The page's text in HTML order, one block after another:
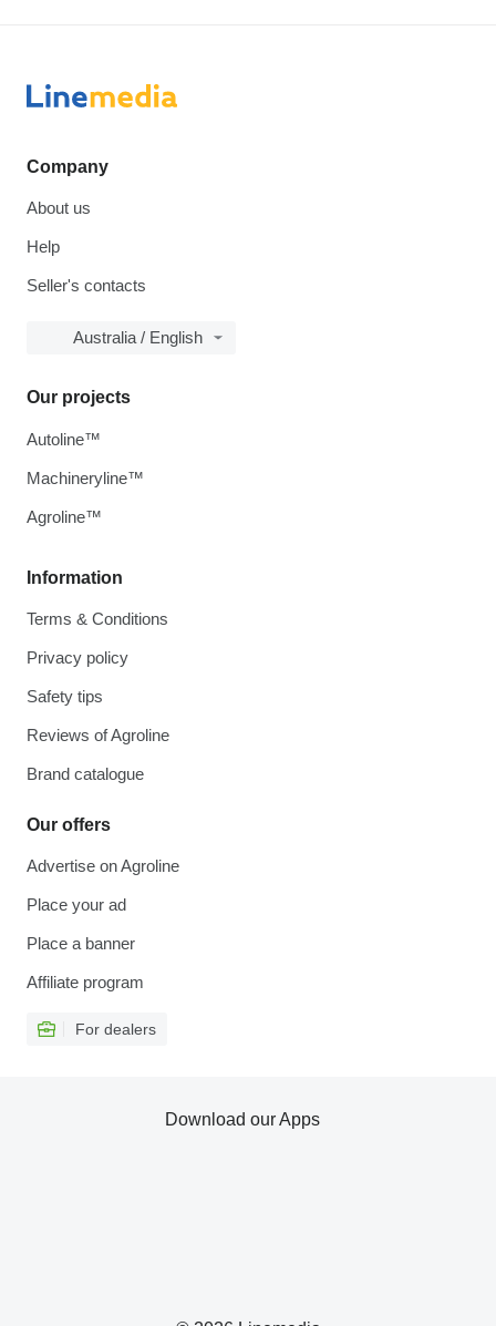
Company
About us
Help
Seller's contacts
Australia / English
Information
Terms & Conditions
Privacy policy
Safety tips
Reviews of Agroline
Brand catalogue
Our offers
Advertise on Agroline
Place your ad
Place a banner
Affiliate program
For dealers
Our projects
Autoline™
Machineryline™
Agroline™
Download our Apps